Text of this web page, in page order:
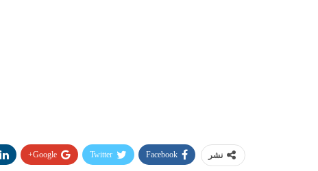
نشر Facebook
Twitter
Google+